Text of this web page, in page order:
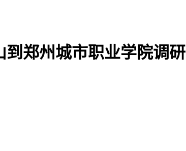
郑州城市职业学院调研